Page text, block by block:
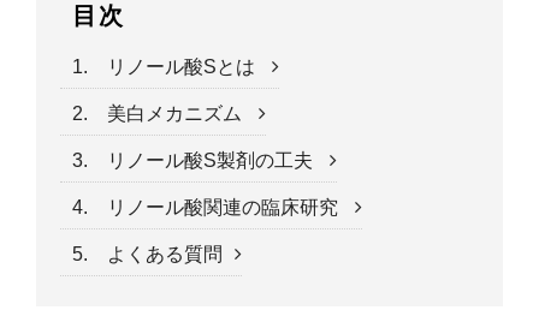
目次
1. リノール酸Sとは
2. 美白メカニズム
3. リノール酸S製剤の工夫
4. リノール酸関連の臨床研究
5. よくある質問